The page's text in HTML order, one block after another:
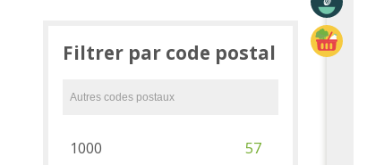
Filtrer par code postal
1000
57